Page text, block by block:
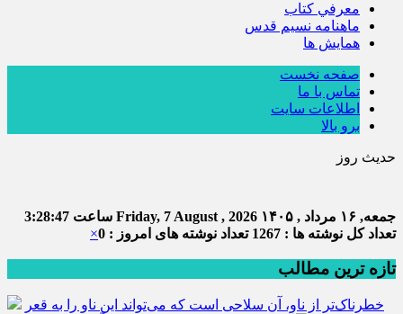
معرفي كتاب
ماهنامه نسيم قدس
همايش ها
صفحه نخست
تماس با ما
اطلاعات سایت
برو بالا
حدیث روز
جمعه, ۱۶ مرداد , ۱۴۰۵ Friday, 7 August , 2026 ساعت 3:28:47
تعداد کل نوشته ها : 1267
تعداد نوشته های امروز : 0 ×
تازه ترین مطالب
خطرناک‌تر از ناو، آن سلاحی است که می‌تواند این ناو را به قعر